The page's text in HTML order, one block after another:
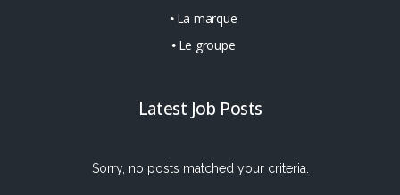
La marque
Le groupe
Latest Job Posts
Sorry, no posts matched your criteria.